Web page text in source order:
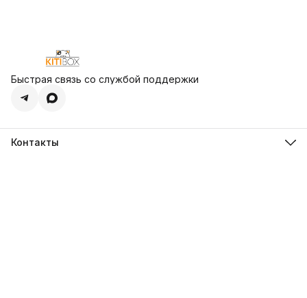
Быстрая связь со службой поддержки
Контакты